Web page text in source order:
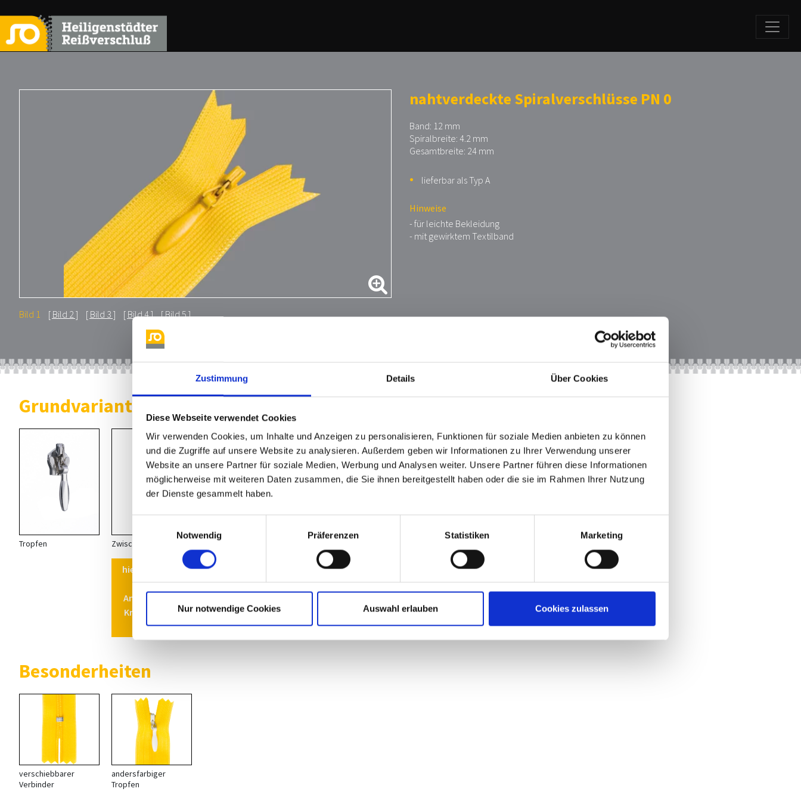
Zustimmung Details Über Cookies
Diese Webseite verwendet Cookies
Wir verwenden Cookies, um Inhalte und Anzeigen zu personalisieren, Funktionen für soziale Medien anbieten zu können
und die Zugriffe auf unsere Website zu analysieren. Außerdem geben wir Informationen zu Ihrer Verwendung unserer
Website an unsere Partner für soziale Medien, Werbung und Analysen weiter. Unsere Partner führen diese Informationen
möglicherweise mit weiteren Daten zusammen, die Sie ihnen bereitgestellt haben oder die sie im Rahmen Ihrer Nutzung
der Dienste gesammelt haben.
Notwendig
Präferenzen Statistiken Marketing
Nur notwendige Cookies Auswahl erlauben Cookies zulassen
Bild 1 Bild 2 Bild 3 Bild 4 Bild 5
nahtverdeckte Spiralverschlüsse PN 0
Band: 12 mm
Spiralbreite: 4.2 mm
Gesamtbreite: 24 mm
lieferbar als Typ A
Hinweise
- für leichte Bekleidung
- mit gewirktem Textilband
Grundvarianten Automatikschieber
Tropfen Zwischenglied
hier finden Sie
passende
Anhänger mit
Kralle für den
PN0
Knopf klein
Besonderheiten
verschiebbarer
Verbinder
andersfarbiger
Tropfen